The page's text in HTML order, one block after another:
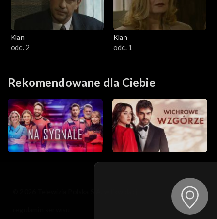
Klan
odc. 2
Klan
odc. 1
Rekomendowane dla Ciebie